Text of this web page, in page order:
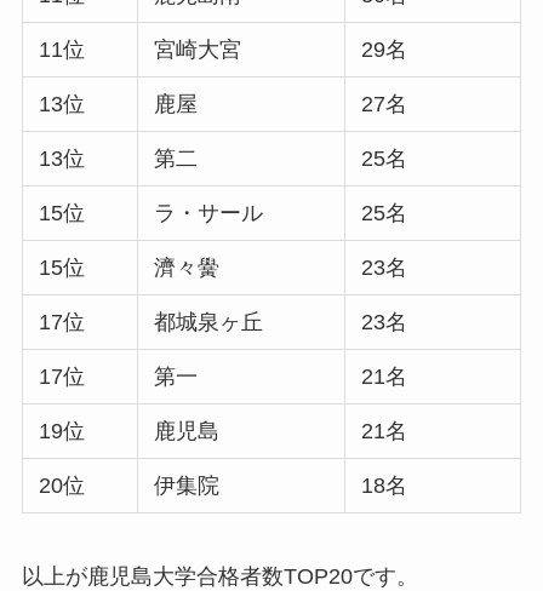
11位 宮崎大宮 29名
13位 鹿屋 27名
13位 第二 25名
15位 ラ・サール 25名
15位 濟々黌 23名
17位 都城泉ヶ丘 23名
17位 第一 21名
19位 鹿児島 21名
20位 伊集院 18名
以上が鹿児島大学合格者数TOP20です。